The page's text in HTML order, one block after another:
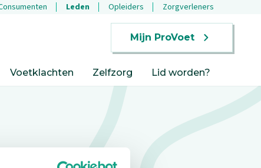
Leden Opleiders Zorgverleners
Mijn ProVoet
Voetklachten Zelfzorg Lid worden?